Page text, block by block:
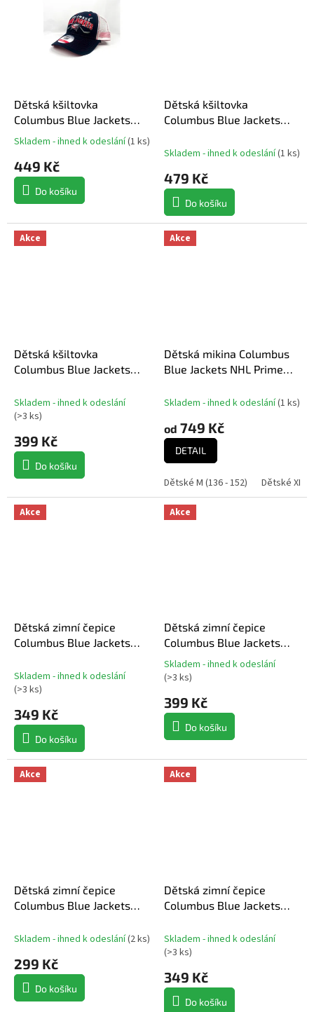
Dětská kšiltovka
Columbus Blue Jackets
NHL Core Lockup Trucker
Průměrné
produktu
je
5,0
5
hvězdiček.
Skladem - ihned k odeslání(1 ks)
449 Kč
Do košíku
Dětská kšiltovka
Columbus Blue Jackets
Skladem - ihned k odeslání(1 ks)
479 Kč
Do košíku
Akce
Dětská kšiltovka
Columbus Blue Jackets
Skladem - ihned k odeslání
(>3 ks)
399 Kč
Do košíku
Akce
Dětská mikina Columbus
Blue Jackets NHL Prime
Skladem - ihned k odeslání(1 ks)
od 749 Kč
DETAIL
Dětské M (136 - 152) Dětské XL
Akce
Dětská zimní čepice
Columbus Blue Jackets
W Pom
Skladem - ihned k odeslání
(>3 ks)
349 Kč
Do košíku
Akce
Dětská zimní čepice
Columbus Blue Jackets
NHL Jacquard Tassel
Průměrné
hodnocení
produktu
je
5,0
z
hvězdiček.
Skladem - ihned k odeslání
(>3 ks)
399 Kč
Do košíku
Akce
Dětská zimní čepice
Columbus Blue Jackets
Skladem - ihned k odeslání(2 ks)
299 Kč
Do košíku
Akce
Dětská zimní čepice
Columbus Blue Jackets
Skladem - ihned k odeslání
(>3 ks)
349 Kč
Do košíku